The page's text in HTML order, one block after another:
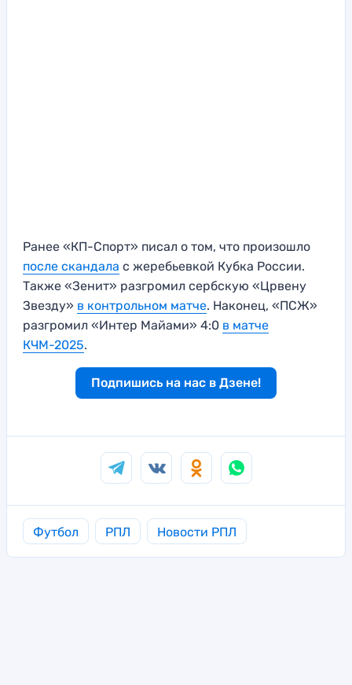
Ранее «КП-Спорт» писал о том, что произошло
после скандала с жеребьевкой Кубка России.
Также «Зенит» разгромил сербскую «Црвену
Звезду» в контрольном матче. Наконец, «ПСЖ»
разгромил «Интер Майами» 4:0 в матче
КЧМ-2025.
Подпишись на нас в Дзене!
Футбол РПЛ Новости РПЛ